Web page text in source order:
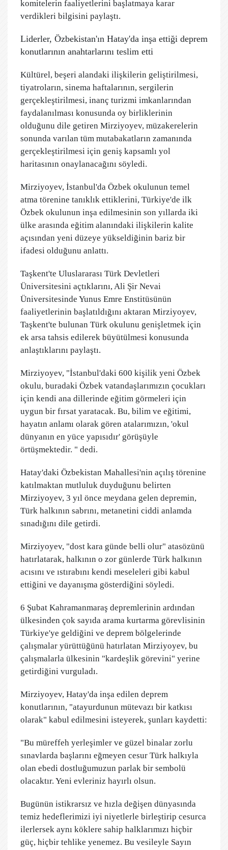
komitelerin faaliyetlerini başlatmaya karar
verdikleri bilgisini paylaştı.
Liderler, Özbekistan'ın Hatay'da inşa ettiği deprem
konutlarının anahtarlarını teslim etti
Kültürel, beşeri alandaki ilişkilerin geliştirilmesi,
tiyatroların, sinema haftalarının, sergilerin
gerçekleştirilmesi, inanç turizmi imkanlarından
faydalanılması konusunda oy birliklerinin
olduğunu dile getiren Mirziyoyev, müzakerelerin
sonunda varılan tüm mutabakatların zamanında
gerçekleştirilmesi için geniş kapsamlı yol
haritasının onaylanacağını söyledi.
Mirziyoyev, İstanbul'da Özbek okulunun temel
atma törenine tanıklık ettiklerini, Türkiye'de ilk
Özbek okulunun inşa edilmesinin son yıllarda iki
ülke arasında eğitim alanındaki ilişkilerin kalite
açısından yeni düzeye yükseldiğinin bariz bir
ifadesi olduğunu anlattı.
Taşkent'te Uluslararası Türk Devletleri
Üniversitesini açtıklarını, Ali Şir Nevai
Üniversitesinde Yunus Emre Enstitüsünün
faaliyetlerinin başlatıldığını aktaran Mirziyoyev,
Taşkent'te bulunan Türk okulunu genişletmek için
ek arsa tahsis edilerek büyütülmesi konusunda
anlaştıklarını paylaştı.
Mirziyoyev, "İstanbul'daki 600 kişilik yeni Özbek
okulu, buradaki Özbek vatandaşlarımızın çocukları
için kendi ana dillerinde eğitim görmeleri için
uygun bir fırsat yaratacak. Bu, bilim ve eğitimi,
hayatın anlamı olarak gören atalarımızın, 'okul
dünyanın en yüce yapısıdır' görüşüyle
örtüşmektedir. " dedi.
Hatay'daki Özbekistan Mahallesi'nin açılış törenine
katılmaktan mutluluk duyduğunu belirten
Mirziyoyev, 3 yıl önce meydana gelen depremin,
Türk halkının sabrını, metanetini ciddi anlamda
sınadığını dile getirdi.
Mirziyoyev, "dost kara günde belli olur" atasözünü
hatırlatarak, halkının o zor günlerde Türk halkının
acısını ve ıstırabını kendi meseleleri gibi kabul
ettiğini ve dayanışma gösterdiğini söyledi.
6 Şubat Kahramanmaraş depremlerinin ardından
ülkesinden çok sayıda arama kurtarma görevlisinin
Türkiye'ye geldiğini ve deprem bölgelerinde
çalışmalar yürüttüğünü hatırlatan Mirziyoyev, bu
çalışmalarla ülkesinin "kardeşlik görevini" yerine
getirdiğini vurguladı.
Mirziyoyev, Hatay'da inşa edilen deprem
konutlarının, "atayurdunun mütevazı bir katkısı
olarak" kabul edilmesini isteyerek, şunları kaydetti:
"Bu müreffeh yerleşimler ve güzel binalar zorlu
sınavlarda başlarını eğmeyen cesur Türk halkıyla
olan ebedi dostluğumuzun parlak bir sembolü
olacaktır. Yeni evleriniz hayırlı olsun.
Bugünün istikrarsız ve hızla değişen dünyasında
temiz hedeflerimizi iyi niyetlerle birleştirip cesurca
ilerlersek aynı köklere sahip halklarımızı hiçbir
güç, hiçbir tehlike yenemez. Bu vesileyle Sayın